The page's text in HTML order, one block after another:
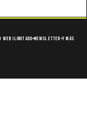
web ilimitado Newsletter Y más